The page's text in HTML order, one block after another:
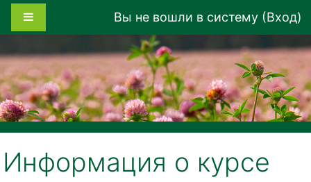
Перейти к основному содержанию
Вы не вошли в систему (Вход)
Информация о курсе